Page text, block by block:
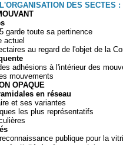
DES SECTES
garde toute sa pertinence
actuel
au regard de l'objet de la
adhésions à l'intérieur des
mouvements
OPAQUE
en réseau
et ses variantes
les plus représentatifs
publique pour la